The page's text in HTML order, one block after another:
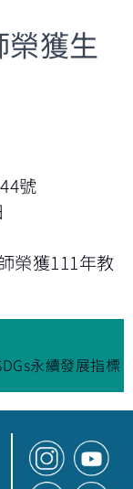
獲生
號
榮獲111年教
永續發展指標